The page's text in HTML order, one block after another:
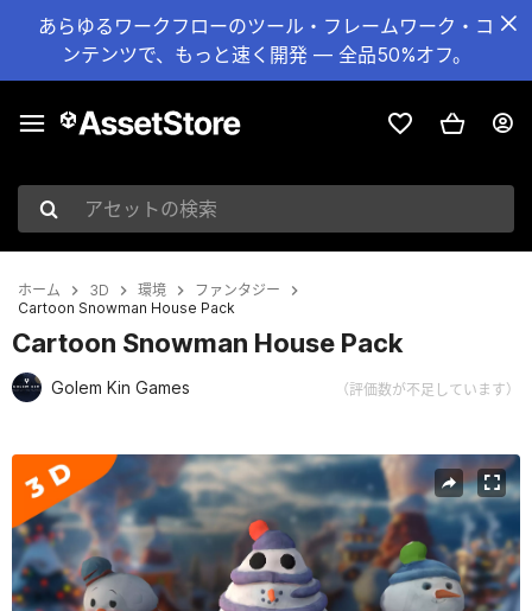
あらゆるワークフローのツール・フレームワーク・コ
ンテンツで、もっと速く開発 — 全品50%オフ。
アセットの検索
ホーム 3D 環境
ファンタジー
Cartoon Snowman House Pack
Cartoon Snowman House Pack
Golem Kin Games （評価数が不足しています）
現在のスライド：1 / 7